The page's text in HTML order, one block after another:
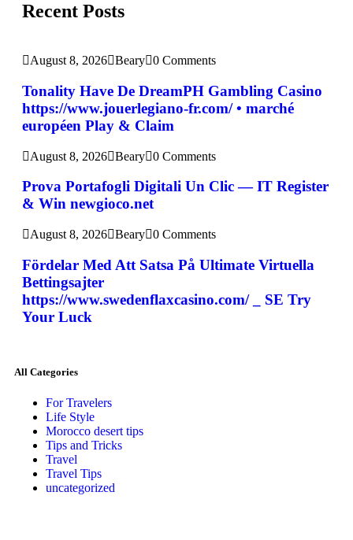
Recent Posts
August 8, 2026 Beary 0 Comments
Tonality Have De DreamPH Gambling Casino
https://www.jouerlegiano-fr.com/ • marché
européen Play & Claim
August 8, 2026 Beary 0 Comments
Prova Portafogli Digitali Un Clic — IT Register
& Win newgioco.net
August 8, 2026 Beary 0 Comments
Fördelar Med Att Satsa På Ultimate Virtuella
Bettingsajter
https://www.swedenflaxcasino.com/ _ SE Try
Your Luck
All Categories
For Travelers
Life Style
Morocco desert tips
Tips and Tricks
Travel
Travel Tips
uncategorized